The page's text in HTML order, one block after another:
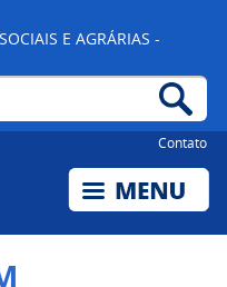
E AGRÁRIAS -
Contato